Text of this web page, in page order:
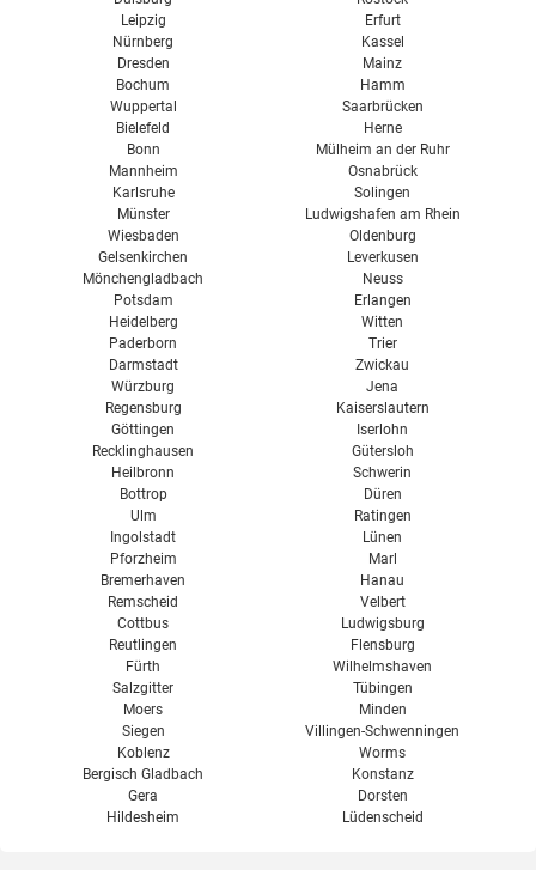
Leipzig
Nürnberg
Dresden
Bochum
Wuppertal
Bielefeld
Bonn
Mannheim
Karlsruhe
Münster
Wiesbaden
Gelsenkirchen
Mönchengladbach
Erfurt
Kassel
Mainz
Hamm
Saarbrücken
Herne
Mülheim an der Ruhr
Osnabrück
Solingen
Ludwigshafen am Rhein
Oldenburg
Leverkusen
Neuss
Potsdam
Heidelberg
Paderborn
Darmstadt
Würzburg
Regensburg
Göttingen
Recklinghausen
Heilbronn
Bottrop
Ulm
Ingolstadt
Pforzheim
Bremerhaven
Remscheid
Cottbus
Reutlingen
Fürth
Salzgitter
Moers
Siegen
Koblenz
Bergisch Gladbach
Gera
Hildesheim
Erlangen
Witten
Trier
Zwickau
Jena
Kaiserslautern
Iserlohn
Gütersloh
Schwerin
Düren
Ratingen
Lünen
Marl
Hanau
Velbert
Ludwigsburg
Flensburg
Wilhelmshaven
Tübingen
Minden
Villingen-Schwenningen
Worms
Konstanz
Dorsten
Lüdenscheid